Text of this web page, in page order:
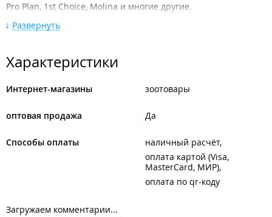
Pro Plan, 1st Choice, Molina и многие другие.
Широкий выбор аксессуаров для питомцев: игрушки,
другое.
Более 10 000 наименований сухих и влажных кормов,
ветеринарных препаратов, всевозможных лакомств, средств
по уходу и содержанию домашних животных, а также мисок,
Весь товар находится на складах компании.
Возможен самовывоз из любого магазина сети зоомаркетов
"Белый Кролик" во Владивостоке, Артёме, Уссурийске и
При выборе услуги "Самовывоз", заказ должен быть оплачен
Развернуть
Характеристики
Интернет-магазины зоотовары
оптовая продажа Да
Способы оплаты
наличный расчёт
оплата картой (Visa,
MasterCard, МИР)
оплата по qr-коду
Загружаем комментарии...